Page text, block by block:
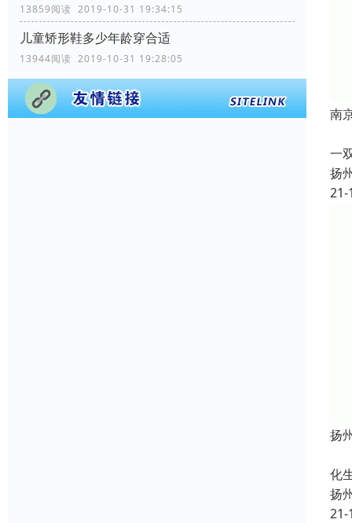
13859阅读 2019-10-31 19:34:15
儿童矫形鞋多少年龄穿合适
13944阅读 2019-10-31 19:28:05
南
一
扬
21-
扬
化
扬
21-